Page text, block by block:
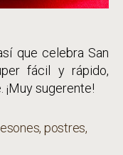
que celebra San
fácil y rápido,
sugerente!
, postres,